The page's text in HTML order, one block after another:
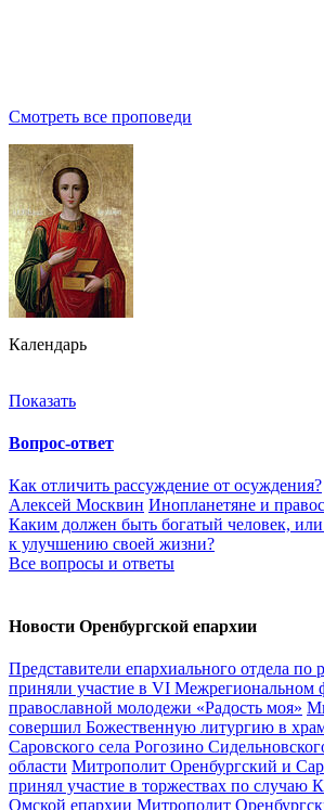
Смотреть все проповеди
Календарь
Показать
Вопрос-ответ
Как отличить рассуждение от осуждения?
Алексей Москвин Инопланетяне и
Каким должен быть богатый человек, или
к улучшению своей жизни?
Все вопросы и ответы
Новости Оренбургской епархии
Представители епархиального отдела по
приняли участие в VI Межрегиональном
православной молодежи «Радость моя»
совершил Божественную литургию в
Саровского села Рогозино
области Митрополит Оренбургский и
принял участие в торжествах по случаю
Омской епархии Митрополит